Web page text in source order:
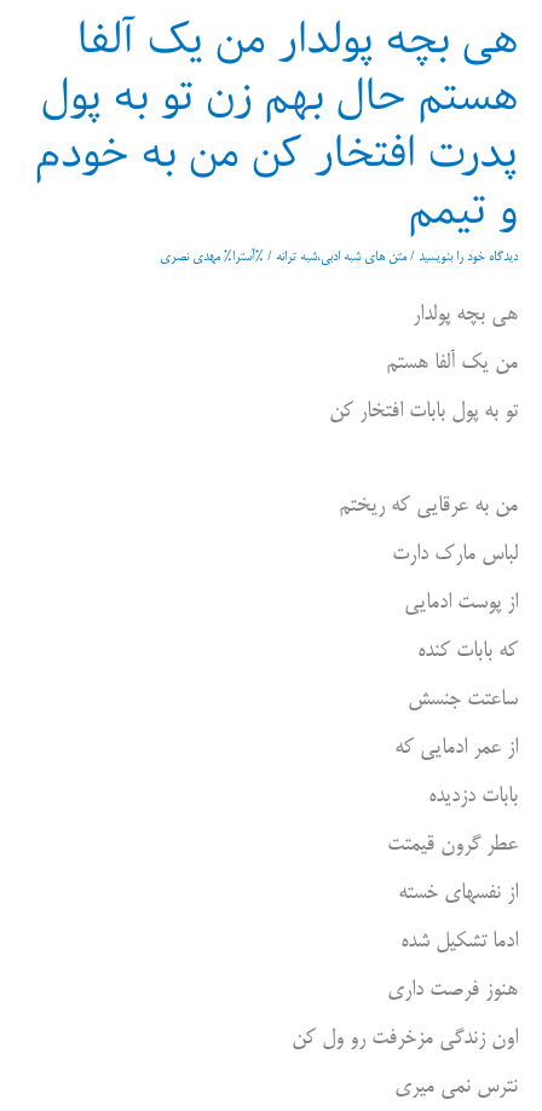
هی بچه پولدار من یک آلفا
هستم حال بهم زن تو به پول
پدرت افتخار کن من به خودم
و تیمم
دیدگاه‌ خود را بنویسید /متن های شبه ادبی،شبه ترانه / %آسترا% مهدی نصری
هی بچه پولدار
من یک آلفا هستم
تو به پول بابات افتخار کن
من به عرقایی که ریختم
لباس مارک دارت
از پوست ادمایی
که بابات کنده
ساعتت جنسش
از عمر ادمایی که
بابات دزدیده
عطر گرون قیمتت
از نفسهای خسته
ادما تشکیل شده
هنوز فرصت داری
اون زندگی مزخرفت رو ول کن
نترس نمی میری